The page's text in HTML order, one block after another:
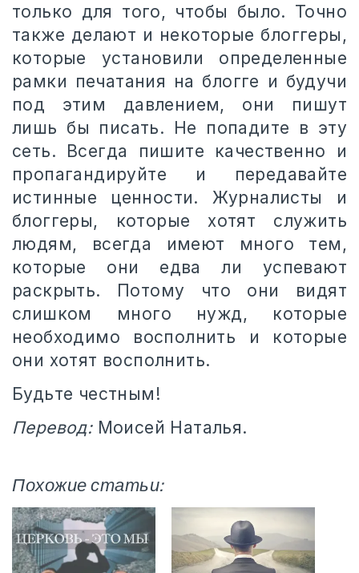
только для того, чтобы было. Точно
также делают и некоторые блоггеры,
которые установили определенные
рамки печатания на блогге и будучи
под этим давлением, они пишут
лишь бы писать. Не попадите в эту
сеть. Всегда пишите качественно и
пропагандируйте и передавайте
истинные ценности. Журналисты и
блоггеры, которые хотят служить
людям, всегда имеют много тем,
которые они едва ли успевают
раскрыть. Потому что они видят
слишком много нужд, которые
необходимо восполнить и которые
они хотят восполнить.
Будьте честным!
Перевод:Моисей Наталья.
Похожие статьи: